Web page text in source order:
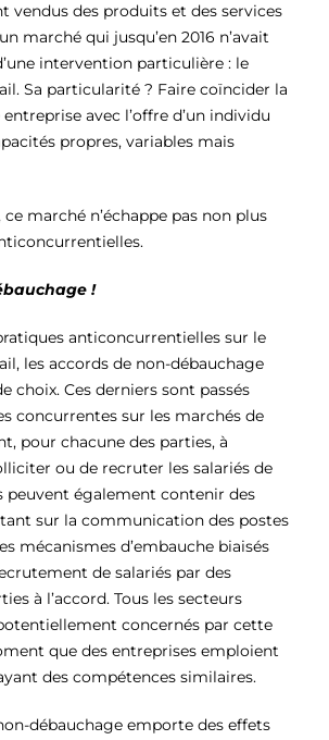
vendus des produits et des services
marché qui jusqu’en 2016 n’avait
intervention particulière : le
Sa particularité ? Faire coïncider la
avec l’offre d’un individu
propres, variables mais
ce marché n’échappe pas non plus
!
anticoncurrentielles sur le
les accords de non-débauchage
choix. Ces derniers sont passés
concurrentes sur les marchés de
pour chacune des parties, à
ou de recruter les salariés de
peuvent également contenir des
sur la communication des postes
mécanismes d’embauche biaisés
de salariés par des
à l’accord. Tous les secteurs
concernés par cette
que des entreprises emploient
des compétences similaires.
débauchage emporte des effets